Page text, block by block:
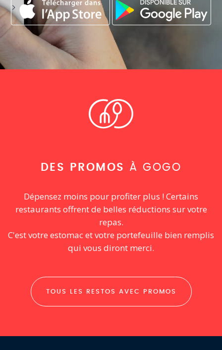
DES PROMOS À GOGO
Dépensez moins pour profiter plus ! Certains
restaurants offrent de belles réductions sur votre
repas.
C'est votre estomac et votre portefeuille bien remplis
qui vous diront merci.
TOUS LES RESTOS AVEC PROMOS